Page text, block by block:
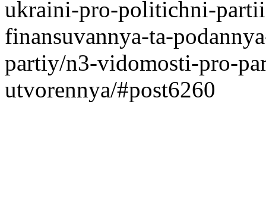
ukraini-pro-politichni-
finansuvannya-ta-
partiy/n3-vidomosti-pro-
utvorennya/#post6260